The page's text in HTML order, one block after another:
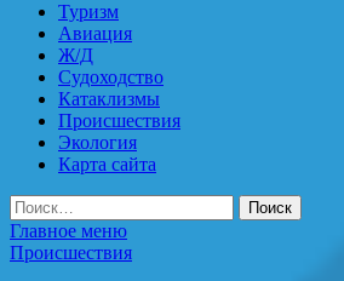
Туризм
Авиация
Ж/Д
Судоходство
Катаклизмы
Происшествия
Экология
Карта сайта
Найти:
Главное меню
Происшествия